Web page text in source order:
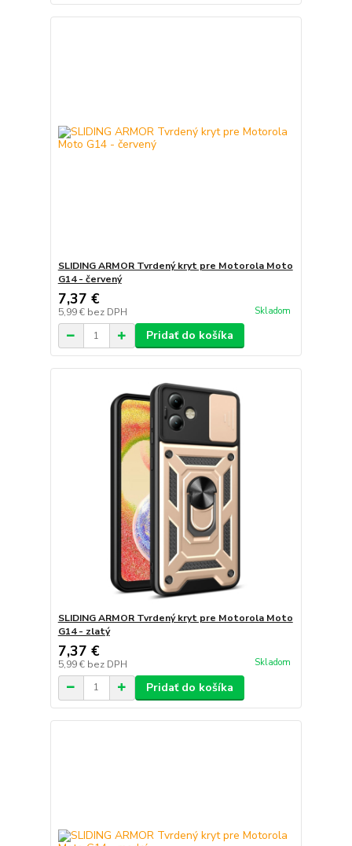
SLIDING ARMOR Tvrdený kryt pre Motorola Moto
G14 - červený
7,37 €
5,99 € bez DPH Skladom
Pridať do košíka
SLIDING ARMOR Tvrdený kryt pre Motorola Moto
G14 - zlatý
7,37 €
5,99 € bez DPH Skladom
Pridať do košíka